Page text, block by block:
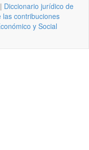
| Diccionario jurídico de
las contribuciones
y Social